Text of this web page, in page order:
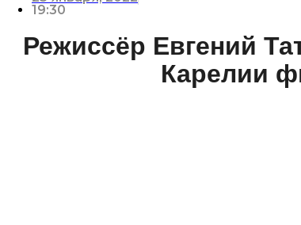
19:30
Режиссёр Евгений
Карелии